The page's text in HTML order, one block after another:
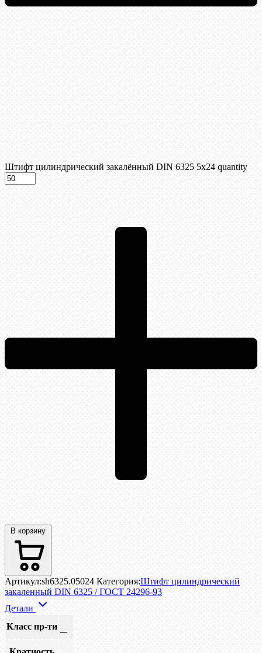
Штифт цилиндрический закалённый DIN 6325 5х24 quantity
В корзину
Артикул:sh6325.05024 Категория:Штифт цилиндрический
закаленный DIN 6325 / ГОСТ 24296-93
Детали
Класс пр-ти —